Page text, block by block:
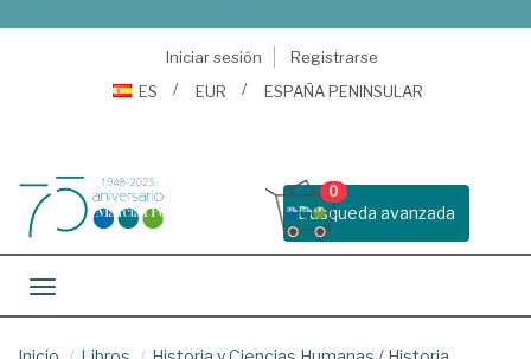
Iniciar sesión
Registrarse
ES
EUR ESPAÑA PENINSULAR
Busqueda avanzada
0
Toggle navigation